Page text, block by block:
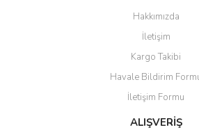
Yorum Yaz
Ürün resmi kalitesiz, bozuk veya
Ürün açıklamasında eksik bilgiler
Ürün bilgilerinde hatalar bulunuyor.
Ürün fiyatı diğer sitelerden daha pahalı.
Bu ürüne benzer farklı alternatifler olmalı.
Hakkımızda
İletişim
Kargo Takibi
Havale Bildirim
İletişim Formu
ALIŞVERİŞ